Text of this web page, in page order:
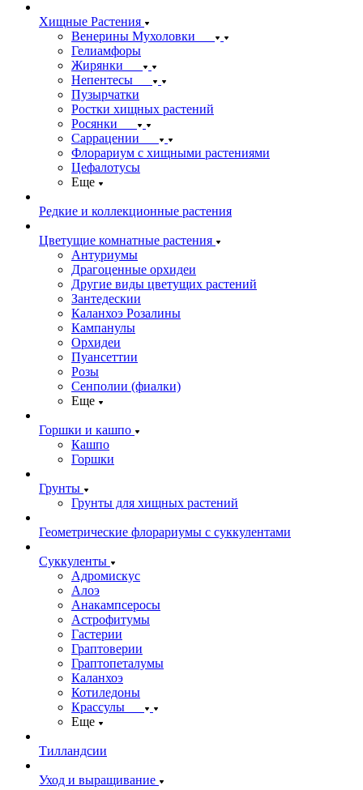
Хищные Растения
Венерины Мухоловки
Гелиамфоры
Жирянки
Непентесы
Пузырчатки
Ростки хищных растений
Росянки
Саррацении
Флорариум с хищными растениями
Цефалотусы
Еще
Редкие и коллекционные растения
Цветущие комнатные растения
Антуриумы
Драгоценные орхидеи
Другие виды цветущих растений
Зантедескии
Каланхоэ Розалины
Кампанулы
Орхидеи
Пуансеттии
Розы
Сенполии (фиалки)
Еще
Горшки и кашпо
Кашпо
Горшки
Грунты
Грунты для хищных растений
Геометрические флорариумы с суккулентами
Суккуленты
Адромискус
Алоэ
Анакампсеросы
Астрофитумы
Гастерии
Граптоверии
Граптопеталумы
Каланхоэ
Котиледоны
Крассулы
Еще
Тилландсии
Уход и выращивание